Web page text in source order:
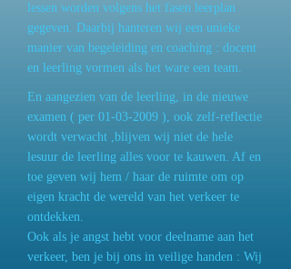
lessen worden volgens het fasen leerplan
gegeven. Daarbij hanteren wij een unieke
manier van begeleiding en coaching : docent
en leerling vormen als het ware een team.
En aangezien van de leerling, in de nieuwe
examen ( per 01-03-2009 ), ook zelf-reflectie
wordt verwacht ,blijven wij niet de hele
lesuur de leerling alles voor te kauwen. Af en
toe geven wij hem / haar de ruimte om op
eigen kracht de wereld van het verkeer te
ontdekken.
Ook als je angst hebt voor deelname aan het
verkeer, ben je bij ons in veilige handen : Wij